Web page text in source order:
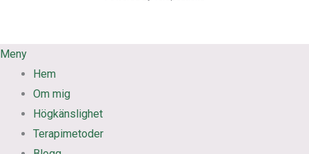
Meny
Hem
Om mig
Högkänslighet
Terapimetoder